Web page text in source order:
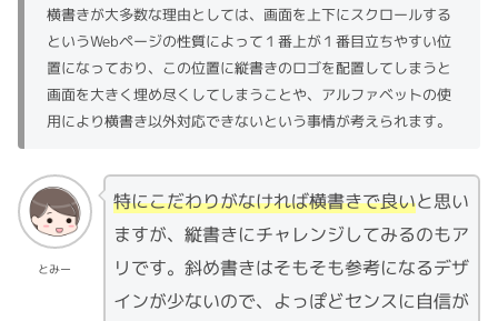
横書きが大多数な理由としては、画面を上下にスクロールする
というWebページの性質によって１番上が１番目立ちやすい位
置になっており、この位置に縦書きのロゴを配置してしまうと
画面を大きく埋め尽くしてしまうことや、アルファベットの使
用により横書き以外対応できないという事情が考えられます。
とみー
特にこだわりがなければ横書きで良いと思い
ますが、縦書きにチャレンジしてみるのもア
リです。斜め書きはそもそも参考になるデザ
インが少ないので、よっぽどセンスに自信が